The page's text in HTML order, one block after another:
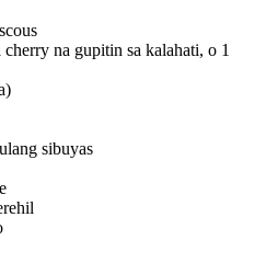
cherry na gupitin sa kalahati, o 1
sibuyas